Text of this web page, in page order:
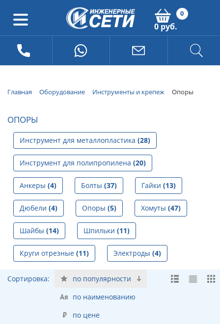
0
0 руб.
Главная Оборудование Инструменты и крепеж Опоры
ОПОРЫ
Инструмент для металлопластика (28)
Инструмент для полипропилена (20)
Анкеры (4) Болты (37) Гайки (13)
Дюбели (4) Опоры (5) Хомуты (47)
Шайбы (14) Шпильки (11)
Круги отрезные (11) Электроды (4)
Сортировка:
по популярности
по наименованию
по цене